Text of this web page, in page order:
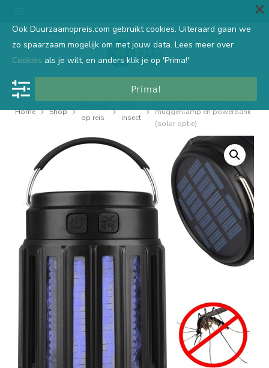
Home Shop
op reis
insect
3-in-1 campinglamp, anti-
muggenlamp en powerbank
(solar optie)
Ook Duurzaamopreis.com gebruikt cookies. Uiteraard gaan we
zo spaarzaam mogelijk om met jouw data. Lees meer over
Cookies als je wilt, en anders klik je op 'Prima!'
Prima!